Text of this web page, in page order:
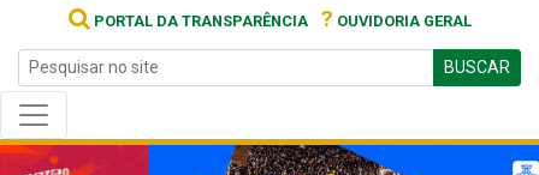
PORTAL DA TRANSPARÊNCIA ? OUVIDORIA GERAL
BUSCAR